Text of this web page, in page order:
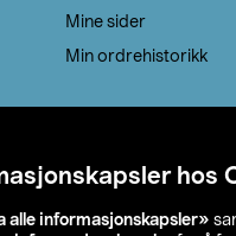
hos
alle informasjonskapsler»
Mine sider
Min ordrehistorikk